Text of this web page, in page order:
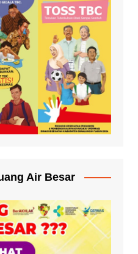
Air Besar